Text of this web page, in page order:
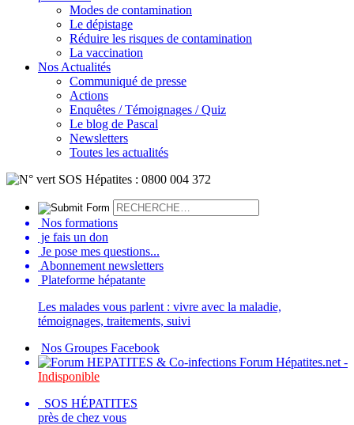
Modes de contamination
Le dépistage
Réduire les risques de contamination
La vaccination
Nos Actualités
Communiqué de presse
Actions
Enquêtes / Témoignages / Quiz
Le blog de Pascal
Newsletters
Toutes les actualités
Nos formations
je fais un don
Je pose mes questions...
Abonnement newsletters
Plateforme hépatante
Les malades vous parlent : vivre avec la maladie,
témoignages, traitements, suivi
Nos Groupes Facebook
Forum Hépatites.net -
Indisponible
SOS HÉPATITES
près de chez vous